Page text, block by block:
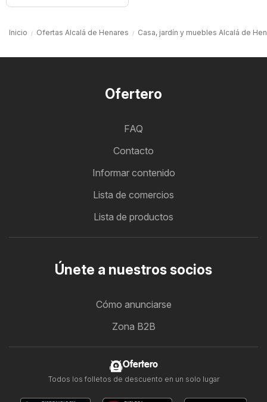
Inicio Ofertas Alcalá de Henares Casa, jardín y muebles Alcalá de
Ofertero
FAQ
Contacto
Informar contenido
Lista de comercios
Lista de productos
Únete a nuestros socios
Cómo anunciarse
Zona B2B
Ofertero
Todos los folletos de descuento en un solo lugar